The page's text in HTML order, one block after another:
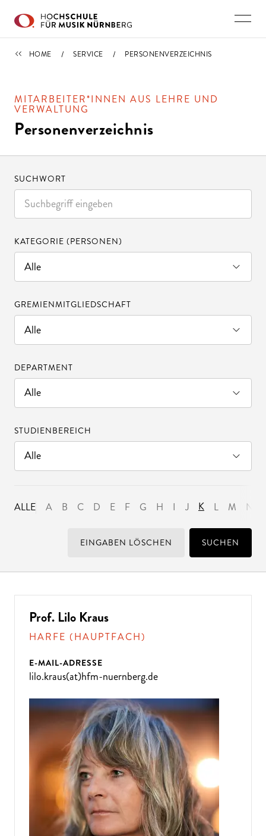
SERVICE
HOME SERVICE PERSONENVERZEICHNIS
MITARBEITER*INNEN AUS LEHRE UND
VERWALTUNG
Personenverzeichnis
SUCHWORT
KATEGORIE (PERSONEN)
GREMIENMITGLIEDSCHAFT
DEPARTMENT
STUDIENBEREICH
ALLE A B C D E F G H I J K L M N
EINGABEN LÖSCHEN SUCHEN
Prof. Lilo Kraus
HARFE (HAUPTFACH)
E-MAIL-ADRESSE
lilo.kraus(at)hfm-nuernberg.de